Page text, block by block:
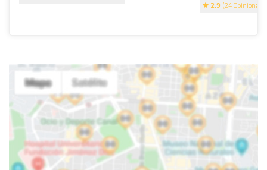
2.9 (24 Opinions)